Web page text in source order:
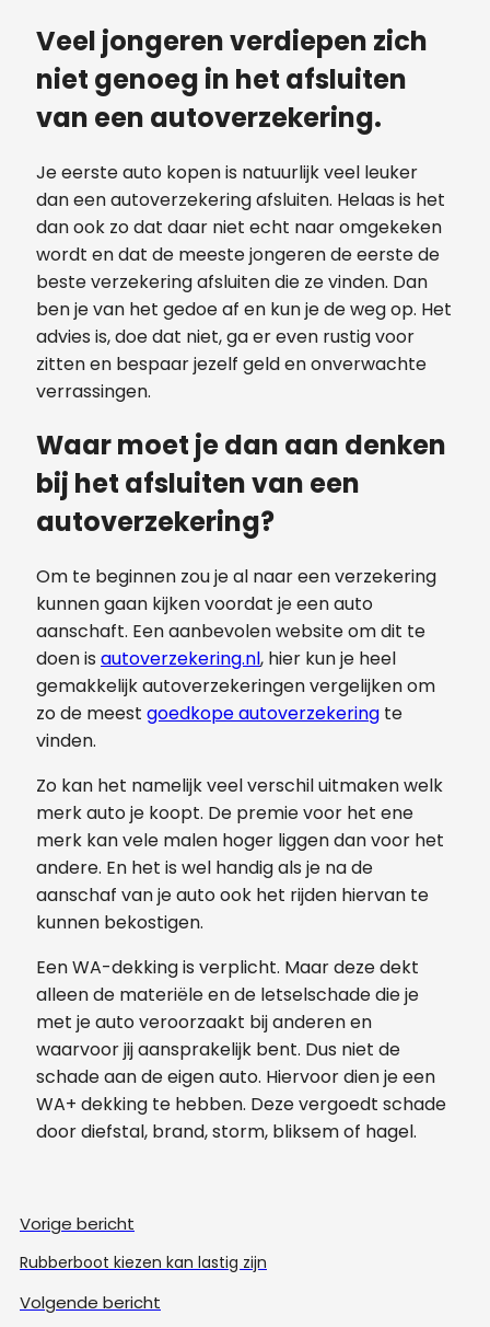
Veel jongeren verdiepen zich
niet genoeg in het afsluiten
van een autoverzekering.
Je eerste auto kopen is natuurlijk veel leuker
dan een autoverzekering afsluiten. Helaas is het
dan ook zo dat daar niet echt naar omgekeken
wordt en dat de meeste jongeren de eerste de
beste verzekering afsluiten die ze vinden. Dan
ben je van het gedoe af en kun je de weg op. Het
advies is, doe dat niet, ga er even rustig voor
zitten en bespaar jezelf geld en onverwachte
verrassingen.
Waar moet je dan aan denken
bij het afsluiten van een
autoverzekering?
Om te beginnen zou je al naar een verzekering
kunnen gaan kijken voordat je een auto
aanschaft. Een aanbevolen website om dit te
doen is autoverzekering.nl, hier kun je heel
gemakkelijk autoverzekeringen vergelijken om
zo de meest goedkope autoverzekering te
vinden.
Zo kan het namelijk veel verschil uitmaken welk
merk auto je koopt. De premie voor het ene
merk kan vele malen hoger liggen dan voor het
andere. En het is wel handig als je na de
aanschaf van je auto ook het rijden hiervan te
kunnen bekostigen.
Een WA-dekking is verplicht. Maar deze dekt
alleen de materiële en de letselschade die je
met je auto veroorzaakt bij anderen en
waarvoor jij aansprakelijk bent. Dus niet de
schade aan de eigen auto. Hiervoor dien je een
WA+ dekking te hebben. Deze vergoedt schade
door diefstal, brand, storm, bliksem of hagel.
Vorige bericht
Rubberboot kiezen kan lastig zijn
Volgende bericht